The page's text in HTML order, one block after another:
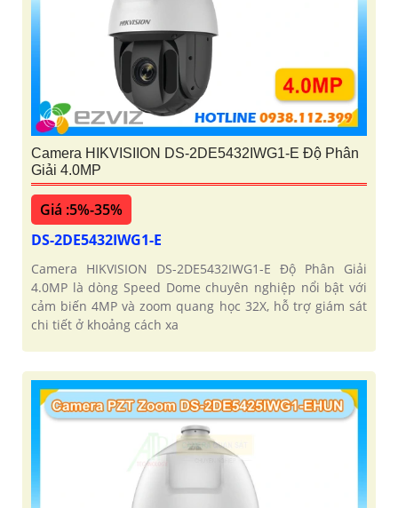
Camera HIKVISIION DS-2DE5432IWG1-E Độ Phân
Giải 4.0MP
Giá :5%-35%
DS-2DE5432IWG1-E
Camera HIKVISION DS-2DE5432IWG1-E Độ Phân Giải
4.0MP là dòng Speed Dome chuyên nghiệp nổi bật với
cảm biến 4MP và zoom quang học 32X, hỗ trợ giám sát
chi tiết ở khoảng cách xa